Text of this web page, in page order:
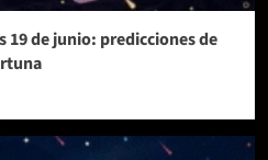
19 de junio: predicciones de